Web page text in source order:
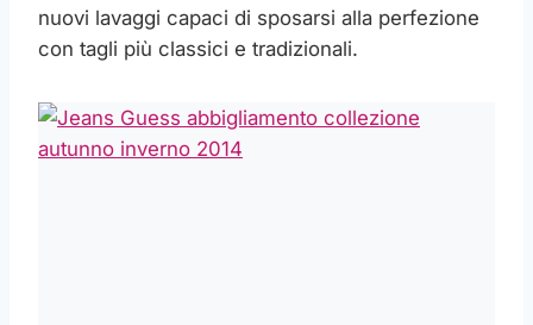
nuovi lavaggi capaci di sposarsi alla perfezione
con tagli più classici e tradizionali.